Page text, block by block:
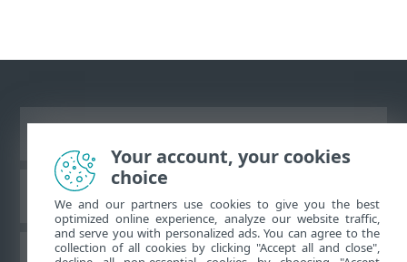
ESET kunskapsbas
Your account, your cookies
choice
We and our partners use cookies to give you the best
optimized online experience, analyze our website traffic,
and serve you with personalized ads. You can agree to the
collection of all cookies by clicking "Accept all and close",